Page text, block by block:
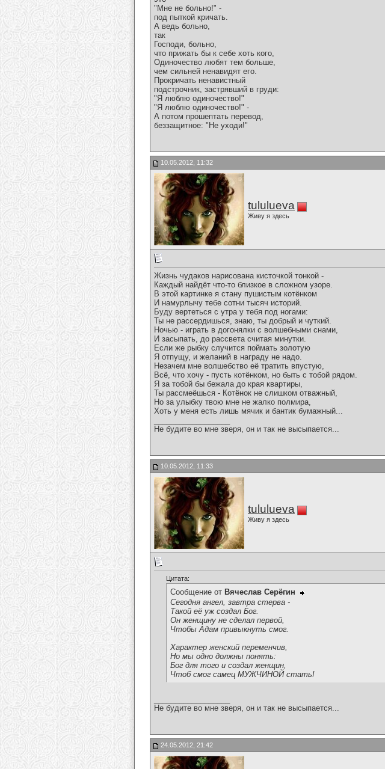
"Мне не больно!" -
под пыткой кричать.
А ведь больно,
так
Господи, больно,
что прижать бы к себе хоть кого,
Одиночество любят тем больше,
чем сильней ненавидят его.
Прокричать ненавистный
подстрочник, застрявший в груди:
"Я люблю одиночество!"
"Я люблю одиночество!" -
А потом прошептать перевод,
беззащитное: "Не уходи!"
10.05.2012, 11:32
tululueva
Живу я здесь
Жизнь чудаков нарисована кисточкой тонкой -
Каждый найдёт что-то близкое в сложном узоре.
В этой картинке я стану пушистым котёнком
И намурлычу тебе сотни тысяч историй.
Буду вертеться с утра у тебя под ногами:
Ты не рассердишься, знаю, ты добрый и чуткий.
Ночью - играть в догонялки с волшебными снами,
И засыпать, до рассвета считая минутки.
Если же рыбку случится поймать золотую
Я отпущу, и желаний в награду не надо.
Незачем мне волшебство её тратить впустую,
Всё, что хочу - пусть котёнком, но быть с тобой рядом.
Я за тобой бы бежала до края квартиры,
Ты рассмеёшься - Котёнок не слишком отважный,
Но за улыбку твою мне не жалко полмира,
Хоть у меня есть лишь мячик и бантик бумажный...
Не будите во мне зверя, он и так не высыпается...
10.05.2012, 11:33
tululueva
Живу я здесь
Цитата:
Сообщение от Вячеслав Серёгин
Сегодня ангел, завтра стерва -
Такой её уж создал Бог.
Он женщину не сделал первой,
Чтобы Адам привыкнуть смог.
Характер женский переменчив,
Но мы одно должны понять:
Бог для того и создал женщин,
Чтоб смог самец МУЖЧИНОЙ стать!
Не будите во мне зверя, он и так не высыпается...
24.05.2012, 21:42